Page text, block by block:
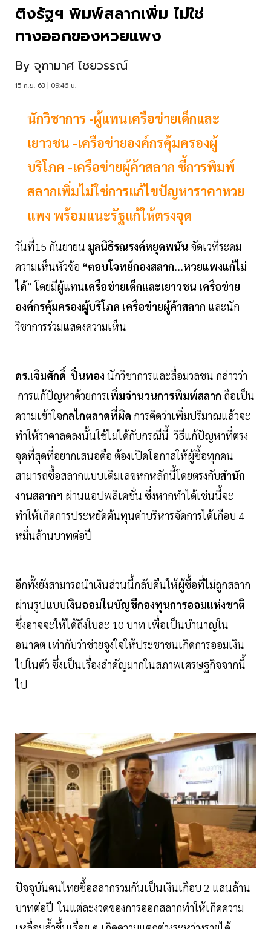
ติงรัฐฯ พิมพ์สลากเพิ่ม ไม่ใช่
ทางออกของหวยแพง
By จุฑามาศ ไชยวรรณ์
15 ก.ย. 63 | 09:46 น.
นักวิชาการ -ผู้แทนเครือข่ายเด็กและ
เยาวชน -เครือข่ายองค์กรคุ้มครองผู้
บริโภค -เครือข่ายผู้ค้าสลาก ชี้การพิมพ์
สลากเพิ่มไม่ใช่การแก้ไขปัญหาราคาหวย
แพง พร้อมแนะรัฐแก้ให้ตรงจุด
วันที่15 กันยายน มูลนิธิรณรงค์หยุดพนัน จัดเวทีระดม
ความเห็นหัวข้อ “ตอบโจทย์กองสลาก...หวยแพงแก้ไม่
ได้” โดยมีผู้แทนเครือข่ายเด็กและเยาวชน เครือข่าย
องค์กรคุ้มครองผู้บริโภค เครือข่ายผู้ค้าสลาก และนัก
วิชาการร่วมแสดงความเห็น
ดร.เจิมศักดิ์ ปิ่นทอง นักวิชาการและสื่อมวลชน กล่าวว่า
การแก้ปัญหาด้วยการเพิ่มจำนวนการพิมพ์สลาก ถือเป็น
ความเข้าใจกลไกตลาดที่ผิด การคิดว่าเพิ่มปริมาณแล้วจะ
ทำให้ราคาลดลงนั้นใช้ไม่ได้กับกรณีนี้ วิธีแก้ปัญหาที่ตรง
จุดที่สุดที่อยากเสนอคือ ต้องเปิดโอกาสให้ผู้ซื้อทุกคน
สามารถซื้อสลากแบบเดิมเลขหกหลักนี้โดยตรงกับสำนัก
งานสลากฯ ผ่านแอปพลิเคชั่น ซึ่งหากทำได้เช่นนี้จะ
ทำให้เกิดการประหยัดต้นทุนค่าบริหารจัดการได้เกือบ 4
หมื่นล้านบาทต่อปี
อีกทั้งยังสามารถนำเงินส่วนนี้กลับคืนให้ผู้ซื้อที่ไม่ถูกสลาก
ผ่านรูปแบบเงินออมในบัญชีกองทุนการออมแห่งชาติ
ซึ่งอาจจะให้ได้ถึงใบละ 10 บาท เพื่อเป็นบำนาญใน
อนาคต เท่ากับว่าช่วยจูงใจให้ประชาชนเกิดการออมเงิน
ไปในตัว ซึ่งเป็นเรื่องสำคัญมากในสภาพเศรษฐกิจจากนี้
ไป
ปัจจุบันคนไทยซื้อสลากรวมกันเป็นเงินเกือบ 2 แสนล้าน
บาทต่อปี ในแต่ละงวดของการออกสลากทำให้เกิดความ